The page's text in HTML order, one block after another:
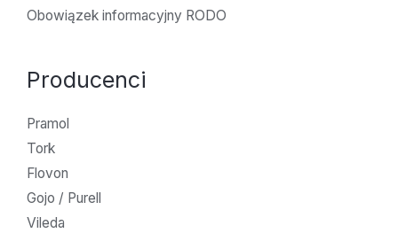
Obowiązek informacyjny RODO
Producenci
Pramol
Tork
Flovon
Gojo / Purell
Vileda